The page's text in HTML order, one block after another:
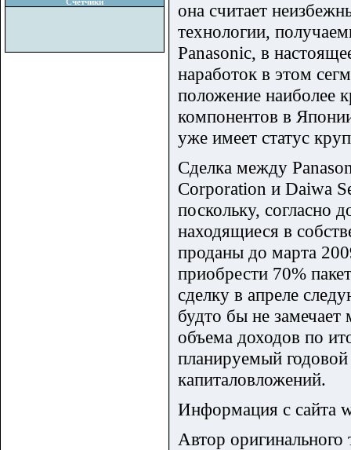
она считает
технологии,
Panasonic, в
наработок в этом
положение наиболее
компонентов в
уже имеет статус
Сделка между
Corporation и Daiwa
поскольку, согласно
находящиеся в
проданы до марта
приобрести 70%
сделку в апреле
будто бы не
объема доходов по
планируемый
капиталовложений.
Информация с сайта
Автор оригинального